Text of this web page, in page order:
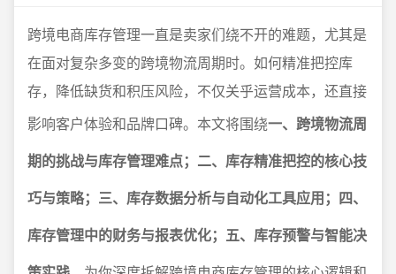
跨境电商库存管理一直是卖家们绕不开的难题，尤其是
在面对复杂多变的跨境物流周期时。如何精准把控库
存，降低缺货和积压风险，不仅关乎运营成本，还直接
影响客户体验和品牌口碑。本文将围绕一、跨境物流周
期的挑战与库存管理难点；二、库存精准把控的核心技
巧与策略；三、库存数据分析与自动化工具应用；四、
库存管理中的财务与报表优化；五、库存预警与智能决